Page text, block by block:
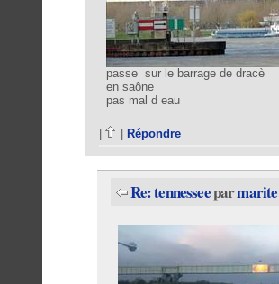
passe sur le barrage de dracè
en saône
pas mal d eau
Répondre
Re: tennesseeparmarite